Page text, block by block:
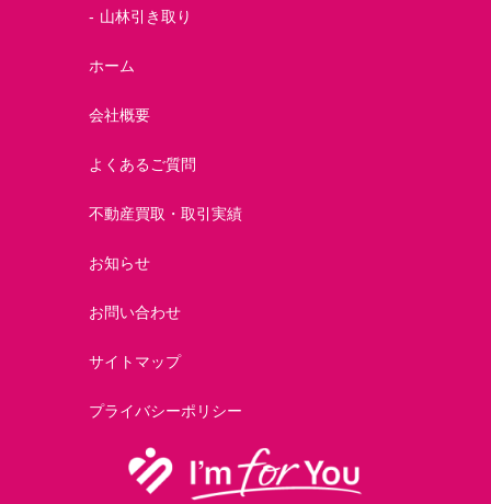
山林引き取り
ホーム
会社概要
よくあるご質問
不動産買取・取引実績
お知らせ
お問い合わせ
サイトマップ
プライバシーポリシー